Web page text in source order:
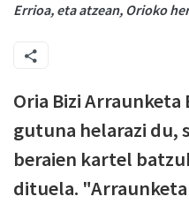
Errioa, eta atzean, Orioko
Oria Bizi
gutuna helarazi du,
beraien kartel
dituela.